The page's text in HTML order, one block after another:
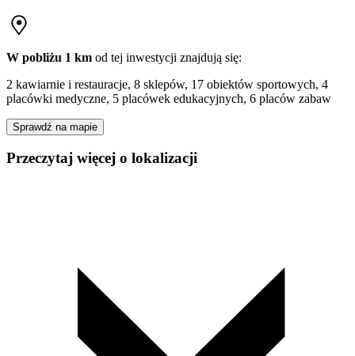
W pobliżu 1 km od tej inwestycji znajdują się:
2 kawiarnie i restauracje, 8 sklepów, 17 obiektów sportowych, 4
placówki medyczne, 5 placówek edukacyjnych, 6 placów zabaw
Sprawdź na mapie
Przeczytaj więcej o lokalizacji